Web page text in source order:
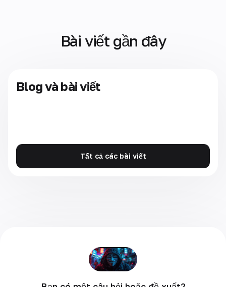
Bài viết gần đây
Blog và bài viết
Tất cả các bài viết